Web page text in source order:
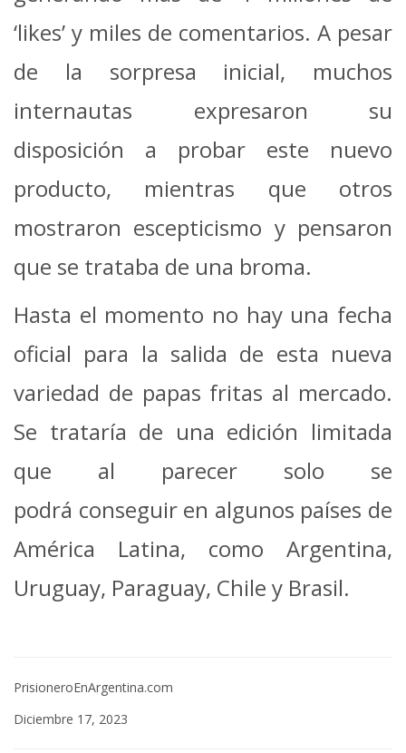
‘likes’ y miles de comentarios. A pesar
de la sorpresa inicial, muchos
internautas expresaron su
disposición a probar este nuevo
producto, mientras que otros
mostraron escepticismo y pensaron
que se trataba de una broma.
Hasta el momento no hay una fecha
oficial para la salida de esta nueva
variedad de papas fritas al mercado.
Se trataría de una edición limitada
que al parecer solo se
podrá conseguir en algunos países de
América Latina, como Argentina,
Uruguay, Paraguay, Chile y Brasil.
PrisioneroEnArgentina.com
Diciembre 17, 2023